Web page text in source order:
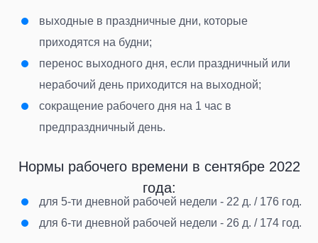
выходные в праздничные дни, которые
приходятся на будни;
перенос выходного дня, если праздничный или
нерабочий день приходится на выходной;
сокращение рабочего дня на 1 час в
предпраздничный день.
Нормы рабочего времени в сентябре 2022
года:
для 5-ти дневной рабочей недели - 22 д. / 176 год.
для 6-ти дневной рабочей недели - 26 д. / 174 год.